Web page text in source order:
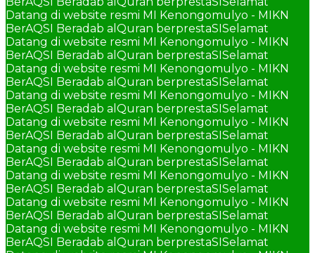
Datang di website resmi MI Kenongomulyo - MIKN
BerAQSI Beradab alQuran berprestaSISelamat
Datang di website resmi MI Kenongomulyo - MIKN
BerAQSI Beradab alQuran berprestaSISelamat
Datang di website resmi MI Kenongomulyo - MIKN
BerAQSI Beradab alQuran berprestaSISelamat
Datang di website resmi MI Kenongomulyo - MIKN
BerAQSI Beradab alQuran berprestaSISelamat
Datang di website resmi MI Kenongomulyo - MIKN
BerAQSI Beradab alQuran berprestaSISelamat
Datang di website resmi MI Kenongomulyo - MIKN
BerAQSI Beradab alQuran berprestaSISelamat
Datang di website resmi MI Kenongomulyo - MIKN
BerAQSI Beradab alQuran berprestaSISelamat
Datang di website resmi MI Kenongomulyo - MIKN
BerAQSI Beradab alQuran berprestaSISelamat
Datang di website resmi MI Kenongomulyo - MIKN
BerAQSI Beradab alQuran berprestaSISelamat